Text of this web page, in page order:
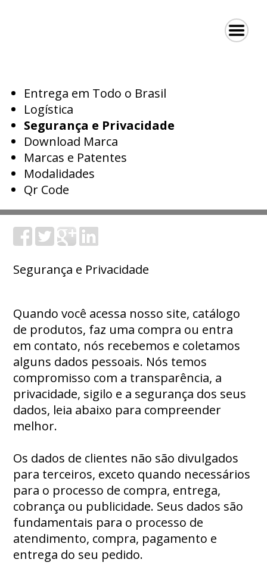
Entrega em Todo o Brasil
Logística
Segurança e Privacidade
Download Marca
Marcas e Patentes
Modalidades
Qr Code
Segurança e Privacidade
Quando você acessa nosso site, catálogo
de produtos, faz uma compra ou entra
em contato, nós recebemos e coletamos
alguns dados pessoais. Nós temos
compromisso com a transparência, a
privacidade, sigilo e a segurança dos seus
dados, leia abaixo para compreender
melhor.
Os dados de clientes não são divulgados
para terceiros, exceto quando necessários
para o processo de compra, entrega,
cobrança ou publicidade. Seus dados são
fundamentais para o processo de
atendimento, compra, pagamento e
entrega do seu pedido.